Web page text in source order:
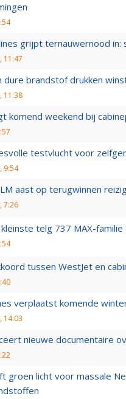
grijpt ternauwernood
11:47
dure brandstof drukken
11:38
komend weekend bij
testvlucht voor
9:54
aast op terugwinnen
7:26
telg 737 MAX-
tussen WestJet en
verplaatst komende
14:03
nieuwe documentaire
groen licht voor massale